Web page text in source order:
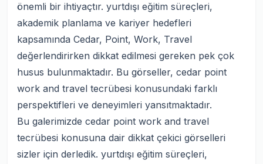
önemli bir ihtiyaçtır. yurtdışı eğitim süreçleri,
akademik planlama ve kariyer hedefleri
kapsamında Cedar, Point, Work, Travel
değerlendirirken dikkat edilmesi gereken pek çok
husus bulunmaktadır. Bu görseller, cedar point
work and travel tecrübesi konusundaki farklı
perspektifleri ve deneyimleri yansıtmaktadır.
Bu galerimizde cedar point work and travel
tecrübesi konusuna dair dikkat çekici görselleri
sizler için derledik. yurtdışı eğitim süreçleri,